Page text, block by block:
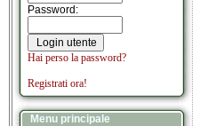
Password:
Hai perso la password?
Registrati ora!
Menu principale